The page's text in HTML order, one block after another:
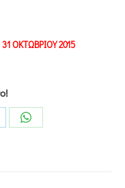
31 ΟΚΤΩΒΡΙΟΥ 2015